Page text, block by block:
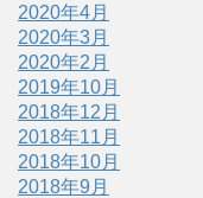
2020年4月
2020年3月
2020年2月
2019年10月
2018年12月
2018年11月
2018年10月
2018年9月